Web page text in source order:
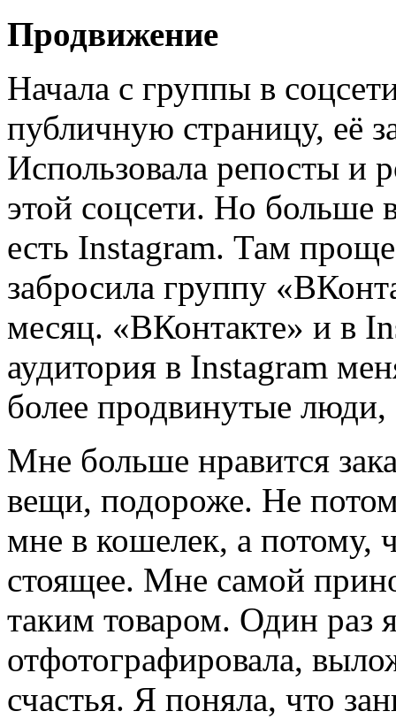
Продвижение
Начала с группы в
публичную страницу, её
Использовала репосты и
этой соцсети. Но больше
есть Instagram. Там
забросила группу
месяц. «ВКонтакте» и в
аудитория в Instagram
более продвинутые люди,
Мне больше нравится
вещи, подороже. Не
мне в кошелек, а потому,
стоящее. Мне самой
таким товаром. Один раз
отфотографировала,
счастья. Я поняла, что